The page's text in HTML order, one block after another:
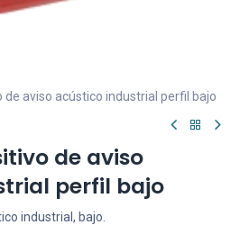
de aviso acústico industrial perfil bajo
de aviso
perfil bajo
industrial, bajo.